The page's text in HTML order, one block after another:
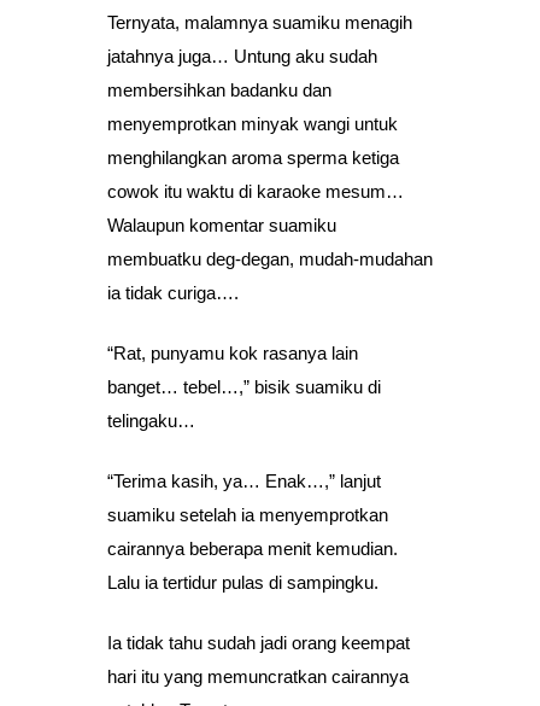
Ternyata, malamnya suamiku menagih
jatahnya juga… Untung aku sudah
membersihkan badanku dan
menyemprotkan minyak wangi untuk
menghilangkan aroma sperma ketiga
cowok itu waktu di karaoke mesum…
Walaupun komentar suamiku
membuatku deg-degan, mudah-mudahan
ia tidak curiga….
“Rat, punyamu kok rasanya lain
banget… tebel…,” bisik suamiku di
telingaku…
“Terima kasih, ya… Enak…,” lanjut
suamiku setelah ia menyemprotkan
cairannya beberapa menit kemudian.
Lalu ia tertidur pulas di sampingku.
Ia tidak tahu sudah jadi orang keempat
hari itu yang memuncratkan cairannya